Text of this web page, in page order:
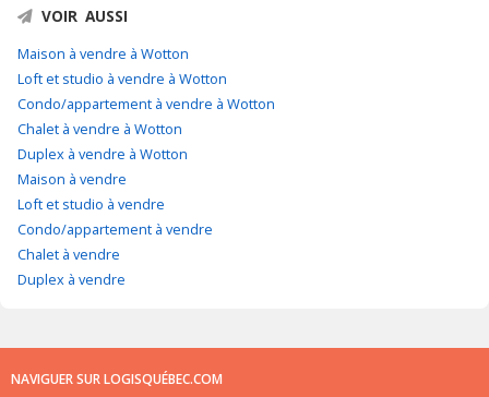
VOIR AUSSI
Maison à vendre à Wotton
Loft et studio à vendre à Wotton
Condo/appartement à vendre à Wotton
Chalet à vendre à Wotton
Duplex à vendre à Wotton
Maison à vendre
Loft et studio à vendre
Condo/appartement à vendre
Chalet à vendre
Duplex à vendre
NAVIGUER SUR LOGISQUÉBEC.COM